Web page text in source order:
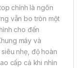
chính là ngôn
vẫn bo tròn một
cho đến
máy và
nhẹ, độ hoàn
cấp cả khi nhìn